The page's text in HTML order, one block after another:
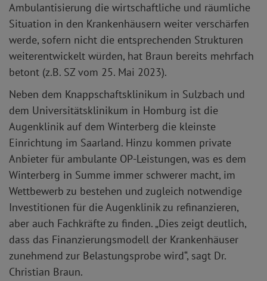
Ambulantisierung die wirtschaftliche und räumliche
Situation in den Krankenhäusern weiter verschärfen
werde, sofern nicht die entsprechenden Strukturen
weiterentwickelt würden, hat Braun bereits mehrfach
betont (z.B. SZ vom 25. Mai 2023).
Neben dem Knappschaftsklinikum in Sulzbach und
dem Universitätsklinikum in Homburg ist die
Augenklinik auf dem Winterberg die kleinste
Einrichtung im Saarland. Hinzu kommen private
Anbieter für ambulante OP-Leistungen, was es dem
Winterberg in Summe immer schwerer macht, im
Wettbewerb zu bestehen und zugleich notwendige
Investitionen für die Augenklinik zu refinanzieren,
aber auch Fachkräfte zu finden. „Dies zeigt deutlich,
dass das Finanzierungsmodell der Krankenhäuser
zunehmend zur Belastungsprobe wird“, sagt Dr.
Christian Braun.